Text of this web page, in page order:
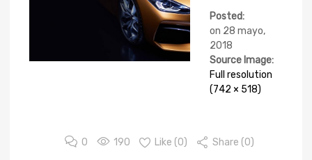
Posted:
on 28 mayo,
2018
Source Image:
Full resolution
(742 × 518)
0 190 Like (0) Share (0)